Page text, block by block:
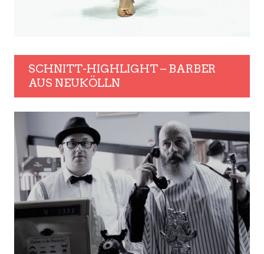
SCHNITT-HIGHLIGHT – BARBER
AUS NEUKÖLLN